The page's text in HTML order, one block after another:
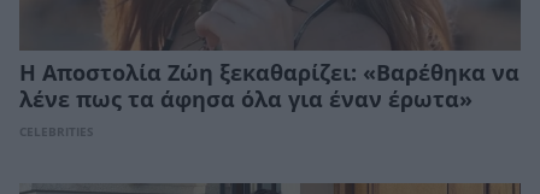
Η Αποστολία Ζώη ξεκαθαρίζει: «Βαρέθηκα να
λένε πως τα άφησα όλα για έναν έρωτα»
CELEBRITIES